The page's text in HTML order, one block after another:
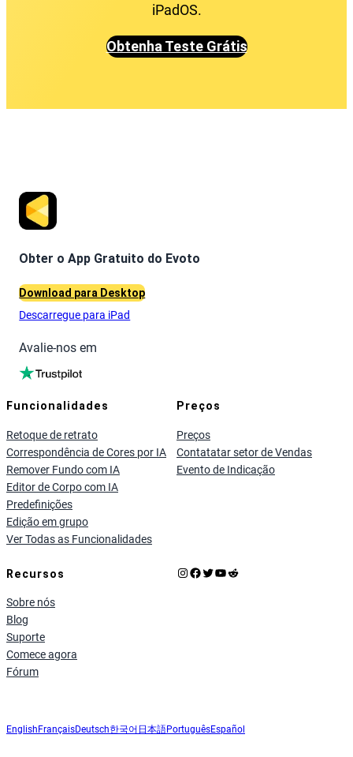
iPadOS.
Obtenha Teste Grátis
Obter o App Gratuito do Evoto
Download para Desktop
Descarregue para iPad
Avalie-nos em
Funcionalidades
Retoque de retrato
Correspondência de Cores por IA
Remover Fundo com IA
Editor de Corpo com IA
Predefinições
Edição em grupo
Ver Todas as Funcionalidades
Preços
Preços
Contatatar setor de Vendas
Evento de Indicação
Recursos
Sobre nós
Blog
Suporte
Comece agora
Fórum
Instagram
Facebook
X YouTube
Reddit
English FrançaisDeutsch한국어 日本語PortuguêsEspañol